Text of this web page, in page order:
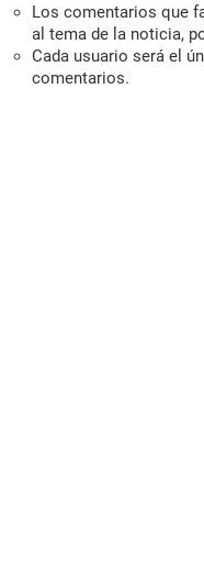
Los comentarios que
al tema de la noticia,
Cada usuario será el
comentarios.